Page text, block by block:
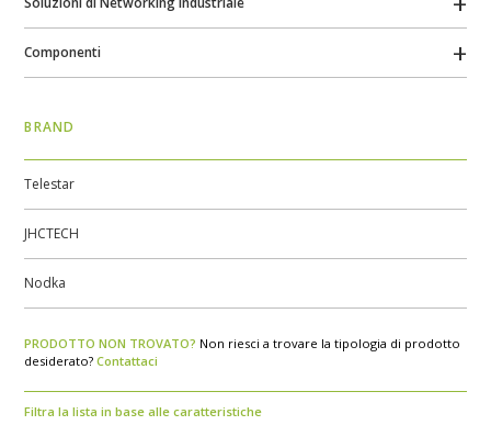
Componenti
BRAND
Telestar
JHCTECH
Nodka
PRODOTTO NON TROVATO? Non riesci a trovare la tipologia di prodotto
desiderato?Contattaci
Filtra la lista in base alle caratteristiche